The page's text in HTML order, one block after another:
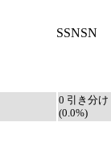
SSNSN
0 引き分け
(0.0%)